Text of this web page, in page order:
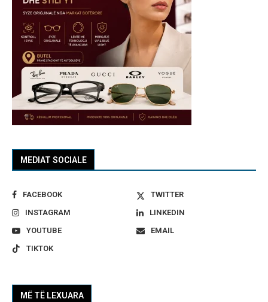
MEDIAT SOCIALE
FACEBOOK
TWITTER
INSTAGRAM
LINKEDIN
YOUTUBE
EMAIL
TIKTOK
MË TË LEXUARA